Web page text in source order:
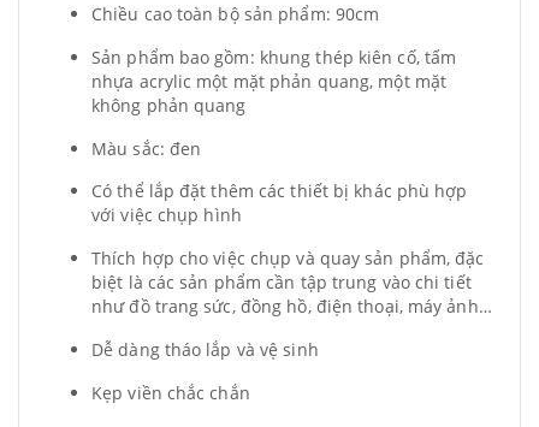
Chiều cao toàn bộ sản phẩm: 90cm
Sản phẩm bao gồm: khung thép kiên cố, tấm
nhựa acrylic một mặt phản quang, một mặt
không phản quang
Màu sắc: đen
Có thể lắp đặt thêm các thiết bị khác phù hợp
với việc chụp hình
Thích hợp cho việc chụp và quay sản phẩm, đặc
biệt là các sản phẩm cần tập trung vào chi tiết
như đồ trang sức, đồng hồ, điện thoại, máy ảnh…
Dễ dàng tháo lắp và vệ sinh
Kẹp viền chắc chắn